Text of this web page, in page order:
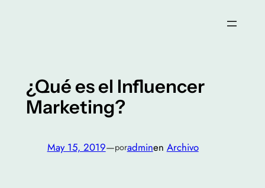
¿Qué es el Influencer
Marketing?
May 15, 2019—poradminen Archivo